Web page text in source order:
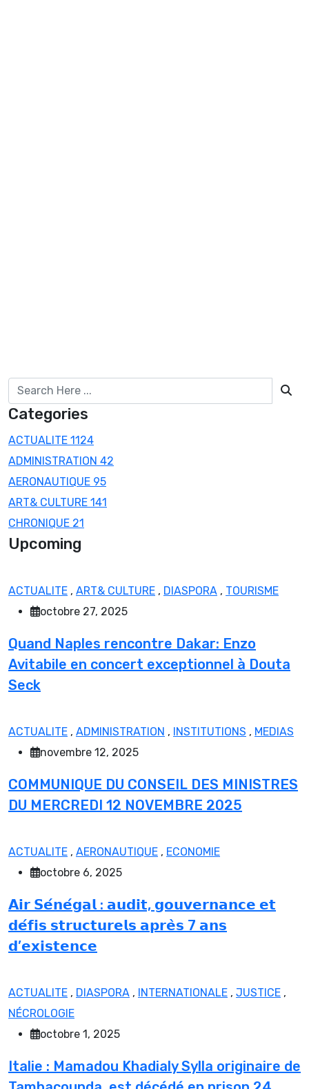
Categories
ACTUALITE 1124
ADMINISTRATION 42
AERONAUTIQUE 95
ART& CULTURE 141
CHRONIQUE 21
Upcoming
ACTUALITE , ART& CULTURE , DIASPORA , TOURISME
octobre 27, 2025
Quand Naples rencontre Dakar: Enzo
Avitabile en concert exceptionnel à Douta
Seck
ACTUALITE , ADMINISTRATION , INSTITUTIONS , MEDIAS
novembre 12, 2025
COMMUNIQUE DU CONSEIL DES MINISTRES
DU MERCREDI 12 NOVEMBRE 2025
ACTUALITE , AERONAUTIQUE , ECONOMIE
octobre 6, 2025
𝗔𝗶𝗿 𝗦𝗲́𝗻𝗲́𝗴𝗮𝗹 : 𝗮𝘂𝗱𝗶𝘁, 𝗴𝗼𝘂𝘃𝗲𝗿𝗻𝗮𝗻𝗰𝗲 𝗲𝘁
𝗱𝗲́𝗳𝗶𝘀 𝘀𝘁𝗿𝘂𝗰𝘁𝘂𝗿𝗲𝗹𝘀 𝗮𝗽𝗿𝗲̀𝘀 7 𝗮𝗻𝘀
𝗱’𝗲𝘅𝗶𝘀𝘁𝗲𝗻𝗰𝗲
ACTUALITE , DIASPORA , INTERNATIONALE , JUSTICE ,
NÉCROLOGIE
octobre 1, 2025
Italie : Mamadou Khadialy Sylla originaire de